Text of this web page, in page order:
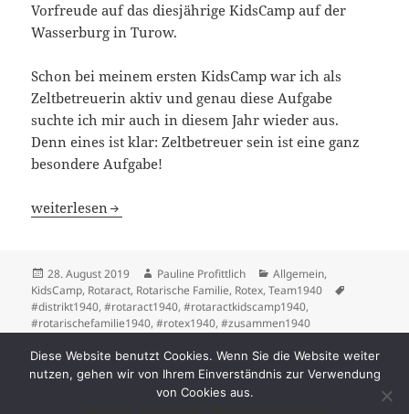
Vorfreude auf das diesjährige KidsCamp auf der
Wasserburg in Turow.
Schon bei meinem ersten KidsCamp war ich als
Zeltbetreuerin aktiv und genau diese Aufgabe
suchte ich mir auch in diesem Jahr wieder aus.
Denn eines ist klar: Zeltbetreuer sein ist eine ganz
besondere Aufgabe!
KidsCamp aus der Sicht einer Rotexerin in der Aufgabe
weiterlesen
Veröffentlicht
am
28. August 2019 Autor
Pauline Profittlich Kategorien
Allgemein,
KidsCamp, Rotaract, Rotarische Familie, Rotex,Team1940
#distrikt1940,#rotaract1940,#rotaractkidscamp1940,
#rotarischefamilie1940,#rotex1940,#zusammen1940
Seitennummerierung
SEITE1
Diese Website benutzt Cookies. Wenn Sie die Website weiter
nutzen, gehen wir von Ihrem Einverständnis zur Verwendung
von Cookies aus.